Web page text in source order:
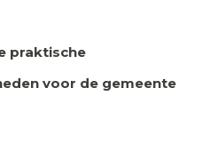
praktische
voor de gemeente